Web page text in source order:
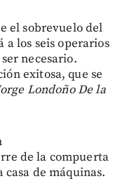
el sobrevuelo del
a los seis operarios
necesario.
exitosa, que se
Londoño De la
de la compuerta
de máquinas.